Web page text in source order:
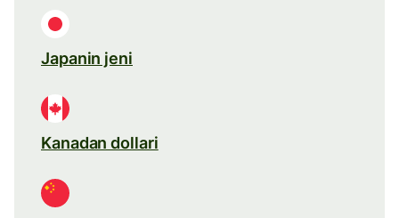
Japanin jeni
Kanadan dollari